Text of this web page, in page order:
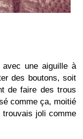
une aiguille à
des boutons, soit
de faire des trous
comme ça, moitié
joli comme